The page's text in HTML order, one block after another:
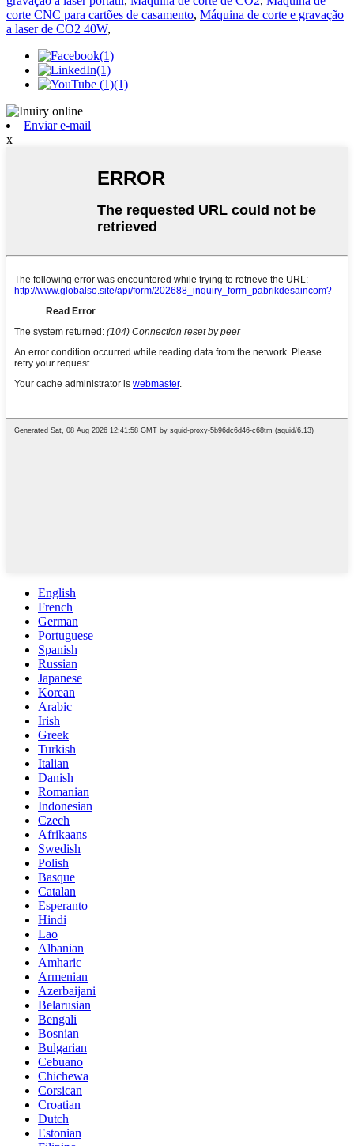
corte CNC para cartões de casamento, Máquina de corte e gravação
a laser de CO2 40W,
Enviar e-mail
x
English
French
German
Portuguese
Spanish
Russian
Japanese
Korean
Arabic
Irish
Greek
Turkish
Italian
Danish
Romanian
Indonesian
Czech
Afrikaans
Swedish
Polish
Basque
Catalan
Esperanto
Hindi
Lao
Albanian
Amharic
Armenian
Azerbaijani
Belarusian
Bengali
Bosnian
Bulgarian
Cebuano
Chichewa
Corsican
Croatian
Dutch
Estonian